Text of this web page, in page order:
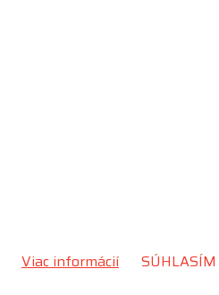
Viac informácií
SÚHLASÍM